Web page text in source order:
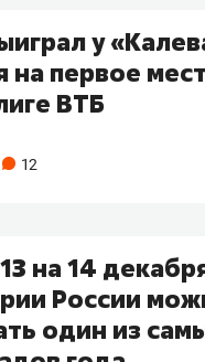
у
на первое
ВТБ
12
на 14
России
один из